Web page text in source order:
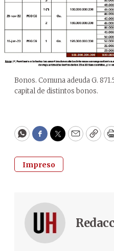
Bonos. Comuna adeuda G.
capital de distintos bonos.
WhatsApp
Facebook
Twitter
Email
Impreso